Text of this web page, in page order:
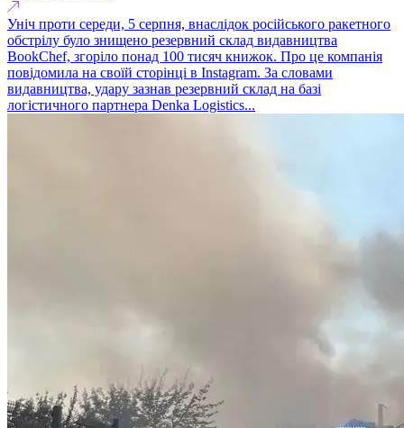
Уніч проти середи, 5 серпня, внаслідок російського ракетного
обстрілу було знищено резервний склад видавництва
BookChef, згоріло понад 100 тисяч книжок. Про це компанія
повідомила на своїй сторінці в Instagram. За словами
видавництва, удару зазнав резервний склад на базі
логістичного партнера Denka Logistics...